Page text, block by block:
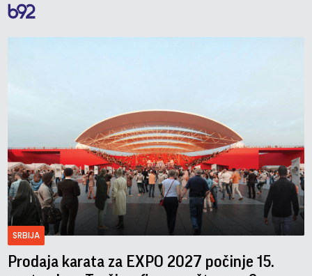
SRBIJA
Prodaja karata za EXPO 2027 počinje 15.